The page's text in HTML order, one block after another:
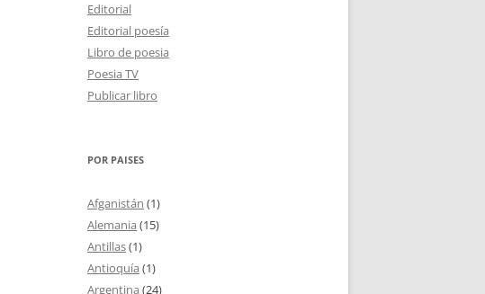
Editorial
Editorial poesía
Libro de poesia
Poesia TV
Publicar libro
POR PAISES
Afganistán (1)
Alemania (15)
Antillas(1)
Antioquía (1)
Argentina (24)